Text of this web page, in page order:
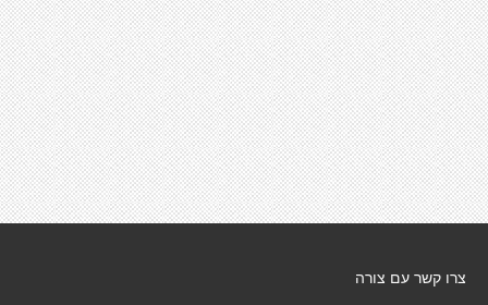
צרו קשר עם צורה